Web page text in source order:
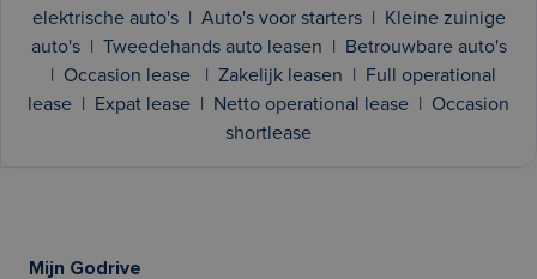
elektrische auto's
Auto's voor starters
Kleine zuinige
auto's
Tweedehands auto leasen
Betrouwbare auto's
Occasion lease Zakelijk leasen
Full operational
lease
Expat lease Netto operational lease
Occasion
shortlease
Mijn Godrive